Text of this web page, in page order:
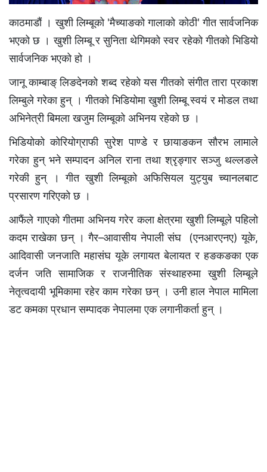
काठमाडौं । खुशी लिम्बूको 'मैच्याङको गालाको कोठी' गीत सार्वजनिक
भएको छ । खुशी लिम्बू र सुनिता थेगिमको स्वर रहेको गीतको भिडियो
सार्वजनिक भएको हो ।
जानू काम्बाङ् लिङदेनको शब्द रहेको यस गीतको संगीत तारा प्रकाश
लिम्बुले गरेका हुन् । गीतको भिडियोमा खुशी लिम्बू स्वयं र मोडल तथा
अभिनेत्री बिमला खजुम लिम्बूको अभिनय रहेको छ ।
भिडियोको कोरियोग्राफी सुरेश पाण्डे र छायाङकन सौरभ लामाले
गरेका हुन् भने सम्पादन अनिल राना तथा श्रृङ्गार सञ्जु थल्लङले
गरेकी हुन् । गीत खुशी लिम्बूको अफिसियल युट्युब च्यानलबाट
प्रसारण गरिएको छ ।
आफैंले गाएको गीतमा अभिनय गरेर कला क्षेत्रमा खुशी लिम्बूले पहिलो
कदम राखेका छन् । गैर–आवासीय नेपाली संघ (एनआरएनए) यूके,
आदिवासी जनजाति महासंघ यूके लगायत बेलायत र हङकङका एक
दर्जन जति सामाजिक र राजनीतिक संस्थाहरुमा खुशी लिम्बूले
नेतृत्वदायी भूमिकामा रहेर काम गरेका छन् । उनी हाल नेपाल मामिला
डट कमका प्रधान सम्पादक नेपालमा एक लगानीकर्ता हुन् ।